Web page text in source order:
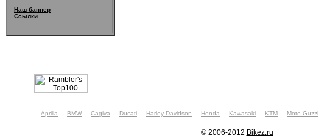
Наш баннер
Ссылки
Aprilia BMW Cagiva Ducati Harley-Davidson Honda Kawasaki KTM Moto Guzzi
© 2006-2012 Bikez.ru